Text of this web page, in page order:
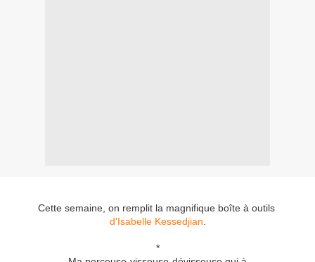
Cette semaine, on remplit la magnifique boîte à outils
d'Isabelle Kessedjian
*